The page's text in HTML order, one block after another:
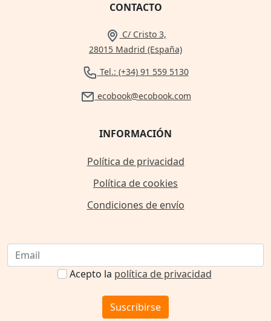
CONTACTO
C/ Cristo 3,
28015 Madrid (España)
Tel.: (+34) 91 559 5130
ecobook@ecobook.com
INFORMACIÓN
Política de privacidad
Política de cookies
Condiciones de envío
Acepto la política de privacidad
Suscribirse